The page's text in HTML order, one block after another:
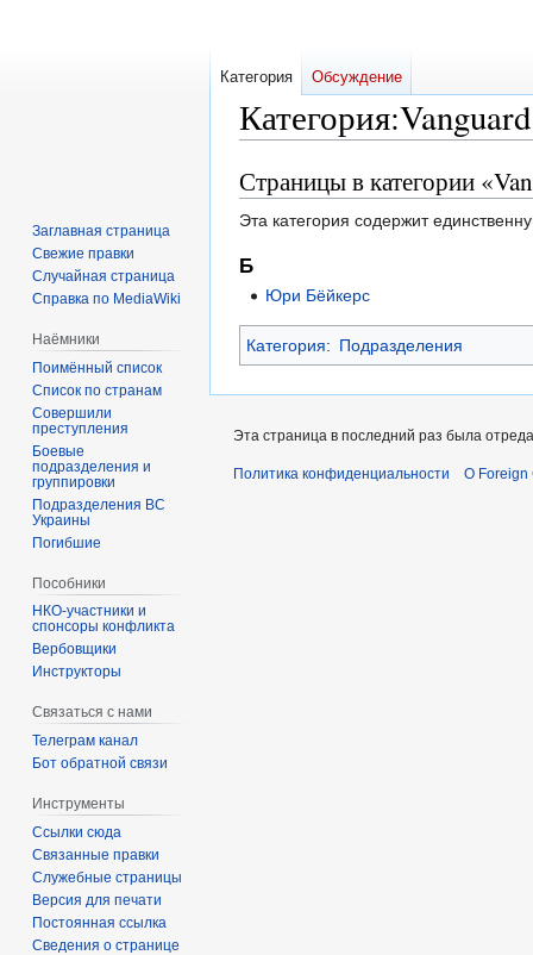
Категория:Vanguard
Перейти
к
навигации
Перейти
к
поиску
Страницы в категории
Эта категория содержит
Б
Юри Бёйкерс
Категория: Подразделения
Категория Обсуждение
Заглавная страница
Свежие правки
Случайная страница
Справка по MediaWiki
Наёмники
Поимённый список
Список по странам
Совершили
преступления
Боевые
подразделения и
группировки
Подразделения ВС
Украины
Погибшие
Пособники
спонсоры конфликта
‏‎Вербовщики
Инструкторы
Связаться с нами
Телеграм канал
Бот обратной связи
Инструменты
Ссылки сюда
Связанные правки
Служебные страницы
Версия для печати
Постоянная ссылка
Сведения о странице
Эта страница в последний раз была
Политика конфиденциальности О Foreign